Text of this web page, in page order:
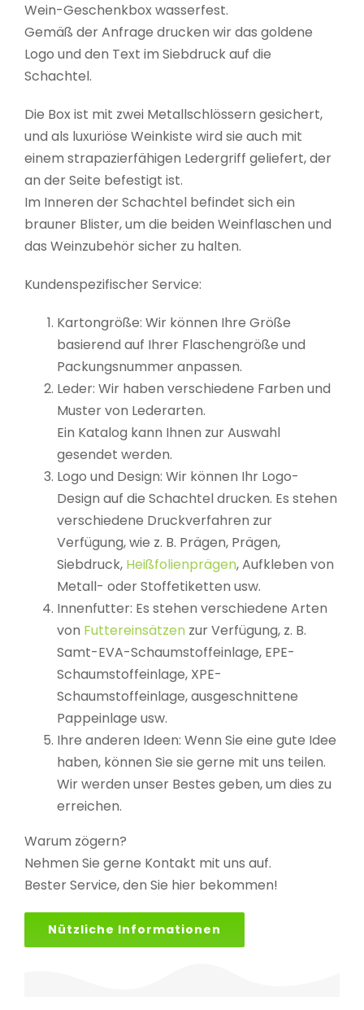
Wein-Geschenkbox wasserfest.
Gemäß der Anfrage drucken wir das goldene
Logo und den Text im Siebdruck auf die
Schachtel.
Die Box ist mit zwei Metallschlössern gesichert,
und als luxuriöse Weinkiste wird sie auch mit
einem strapazierfähigen Ledergriff geliefert, der
an der Seite befestigt ist.
Im Inneren der Schachtel befindet sich ein
brauner Blister, um die beiden Weinflaschen und
das Weinzubehör sicher zu halten.
Kundenspezifischer Service:
Kartongröße: Wir können Ihre Größe
basierend auf Ihrer Flaschengröße und
Packungsnummer anpassen.
Leder: Wir haben verschiedene Farben und
Muster von Lederarten.
Ein Katalog kann Ihnen zur Auswahl
gesendet werden.
Logo und Design: Wir können Ihr Logo-
Design auf die Schachtel drucken. Es stehen
verschiedene Druckverfahren zur
Verfügung, wie z. B. Prägen, Prägen,
Siebdruck, Heißfolienprägen, Aufkleben von
Metall- oder Stoffetiketten usw.
Innenfutter: Es stehen verschiedene Arten
von Futtereinsätzen zur Verfügung, z. B.
Samt-EVA-Schaumstoffeinlage, EPE-
Schaumstoffeinlage, XPE-
Schaumstoffeinlage, ausgeschnittene
Pappeinlage usw.
Ihre anderen Ideen: Wenn Sie eine gute Idee
haben, können Sie sie gerne mit uns teilen.
Wir werden unser Bestes geben, um dies zu
erreichen.
Warum zögern?
Nehmen Sie gerne Kontakt mit uns auf.
Bester Service, den Sie hier bekommen!
Nützliche Informationen